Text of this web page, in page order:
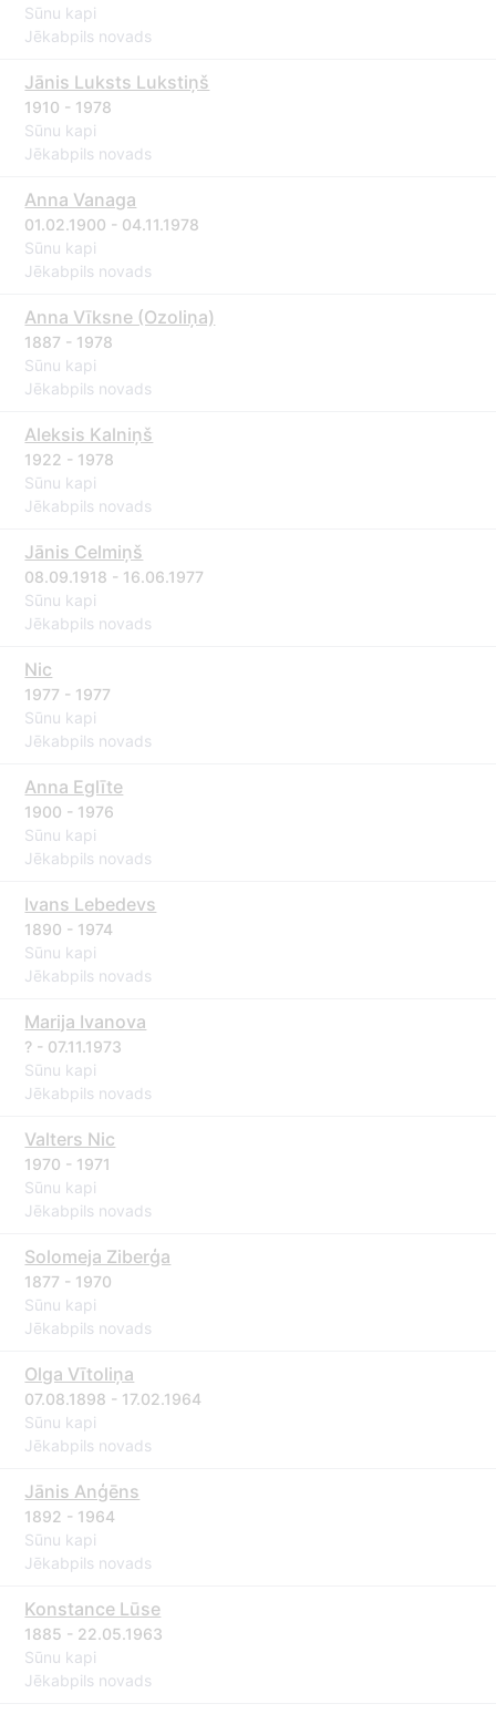
Sūnu kapi
Jēkabpils novads
Jānis Luksts Lukstiņš
1910 - 1978
Sūnu kapi
Jēkabpils novads
Anna Vanaga
01.02.1900 - 04.11.1978
Sūnu kapi
Jēkabpils novads
Anna Vīksne (Ozoliņa)
1887 - 1978
Sūnu kapi
Jēkabpils novads
Aleksis Kalniņš
1922 - 1978
Sūnu kapi
Jēkabpils novads
Jānis Celmiņš
08.09.1918 - 16.06.1977
Sūnu kapi
Jēkabpils novads
Nic
1977 - 1977
Sūnu kapi
Jēkabpils novads
Anna Eglīte
1900 - 1976
Sūnu kapi
Jēkabpils novads
Ivans Lebedevs
1890 - 1974
Sūnu kapi
Jēkabpils novads
Marija Ivanova
? - 07.11.1973
Sūnu kapi
Jēkabpils novads
Valters Nic
1970 - 1971
Sūnu kapi
Jēkabpils novads
Solomeja Ziberģa
1877 - 1970
Sūnu kapi
Jēkabpils novads
Olga Vītoliņa
07.08.1898 - 17.02.1964
Sūnu kapi
Jēkabpils novads
Jānis Anģēns
1892 - 1964
Sūnu kapi
Jēkabpils novads
Konstance Lūse
1885 - 22.05.1963
Sūnu kapi
Jēkabpils novads